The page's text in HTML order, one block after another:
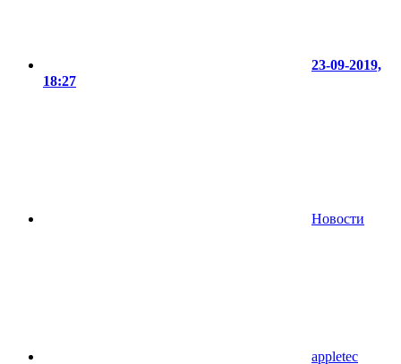
23-09-2019,
18:27
Новости
appletec